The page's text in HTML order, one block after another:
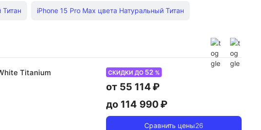
iPhone 15 Pro Max цвета Натуральный Титан
IPhone 14 plus Apple iPhone 15 Pro 256Gb Iphone se
Titanium СКИДКИ ДО 52 %
от 55 114 ₽
до 114 990 ₽
Сравнить цены26